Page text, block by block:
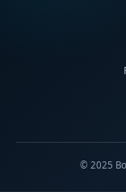
© 2025